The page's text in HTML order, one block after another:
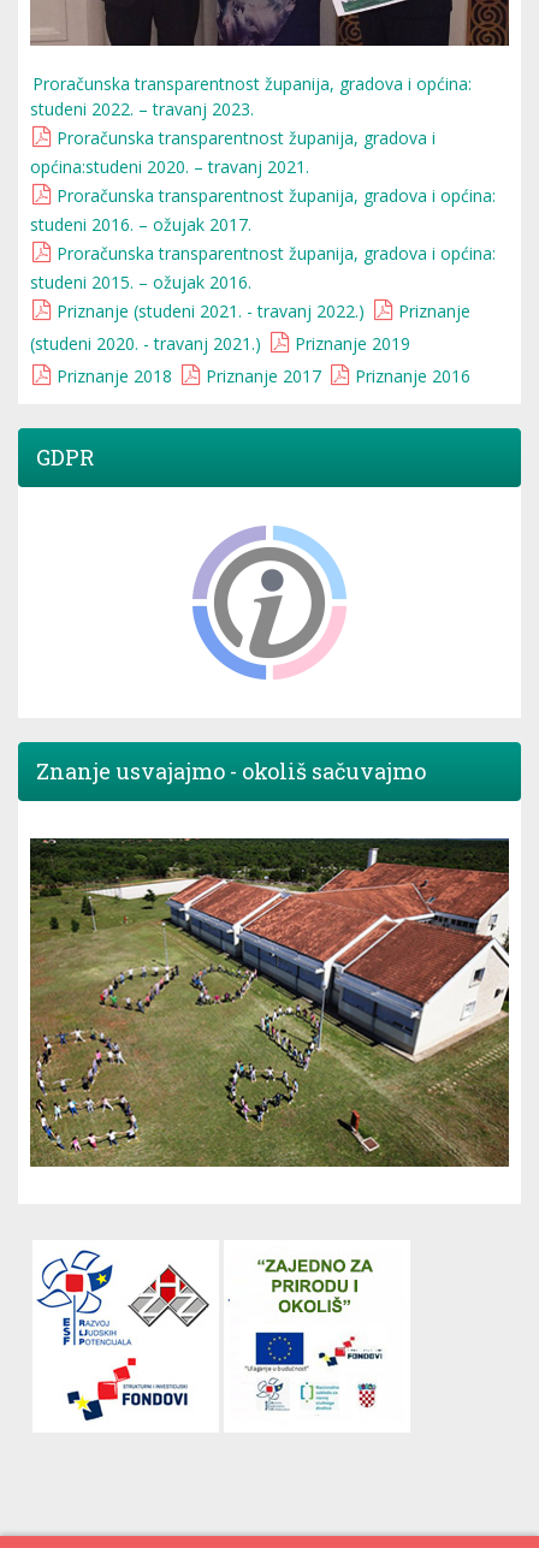
Proračunska transparentnost županija, gradova i općina:
studeni 2022. – travanj 2023.
Proračunska transparentnost županija, gradova i
općina:studeni 2020. – travanj 2021.
Proračunska transparentnost županija, gradova i općina:
studeni 2016. – ožujak 2017.
Proračunska transparentnost županija, gradova i općina:
studeni 2015. – ožujak 2016.
Priznanje (studeni 2021. - travanj 2022.)
Priznanje
(studeni 2020. - travanj 2021.)
Priznanje 2019
Priznanje 2018
Priznanje 2017 Priznanje 2016
GDPR
Znanje usvajajmo - okoliš sačuvajmo